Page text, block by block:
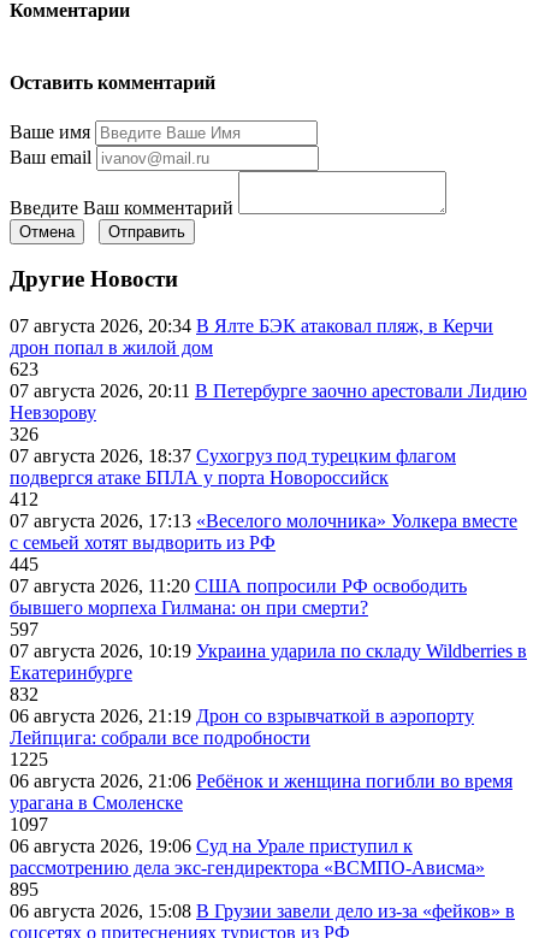
Комментарии
Оставить комментарий
Ваше имя
Ваш email
Введите Ваш комментарий
Отмена Отправить
Другие Новости
07 августа 2026, 20:34 В Ялте БЭК атаковал пляж, в Керчи
дрон попал в жилой дом
623
07 августа 2026, 20:11 В Петербурге заочно арестовали Лидию
Невзорову
326
07 августа 2026, 18:37 Сухогруз под турецким флагом
подвергся атаке БПЛА у порта Новороссийск
412
07 августа 2026, 17:13 «Веселого молочника» Уолкера вместе
с семьей хотят выдворить из РФ
445
07 августа 2026, 11:20 США попросили РФ освободить
бывшего морпеха Гилмана: он при смерти?
597
07 августа 2026, 10:19 Украина ударила по складу Wildberries в
Екатеринбурге
832
06 августа 2026, 21:19 Дрон со взрывчаткой в аэропорту
Лейпцига: собрали все подробности
1225
06 августа 2026, 21:06 Ребёнок и женщина погибли во время
урагана в Смоленске
1097
06 августа 2026, 19:06 Суд на Урале приступил к
рассмотрению дела экс-гендиректора «ВСМПО-Ависма»
895
06 августа 2026, 15:08 В Грузии завели дело из-за «фейков» в
соцсетях о притеснениях туристов из РФ